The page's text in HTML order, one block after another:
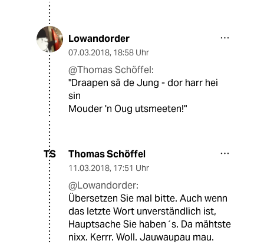
Lowandorder
07.03.2018, 18:58 Uhr
@Thomas Schöffel:
"Draapen sä de Jung - dor harr hei
sin
Mouder 'n Oug utsmeeten!"
TS Thomas Schöffel
11.03.2018, 17:51 Uhr
@Lowandorder:
Übersetzen Sie mal bitte. Auch wenn
das letzte Wort unverständlich ist,
Hauptsache Sie haben´s. Da mähtste
nixx. Kerrr. Woll. Jauwaupau mau.